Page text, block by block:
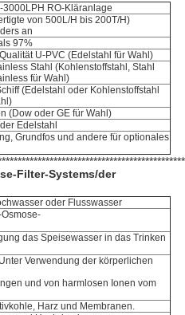
3000LPH RO-Kläranlage
von 500L/H bis 200T/H)
an
97%
U-PVC (Edelstahl für Wahl)
Stahl (Kohlenstoffstahl, Stahl
für Wahl)
(Edelstahl oder Kohlenstoffstahl
(Dow oder GE für Wahl)
Edelstahl
Grundfos und andere für optionales
Filter-Systems/der
oder Flusswasser
das Speisewasser in das Trinken
Verwendung der körperlichen
und von harmlosen Ionen vom
Harz und Membranen.